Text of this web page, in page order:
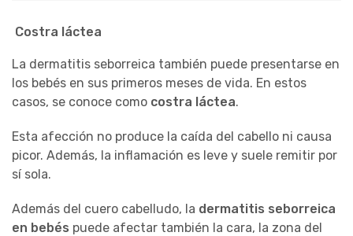
Costra láctea
La dermatitis seborreica también puede presentarse en
los bebés en sus primeros meses de vida. En estos
casos, se conoce como costra láctea.
Esta afección no produce la caída del cabello ni causa
picor. Además, la inflamación es leve y suele remitir por
sí sola.
Además del cuero cabelludo, la dermatitis seborreica
en bebés puede afectar también la cara, la zona del